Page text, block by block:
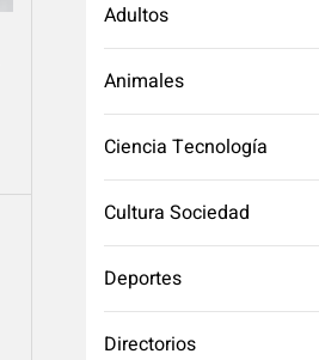
Adultos
Animales
Ciencia Tecnología
Cultura Sociedad
Deportes
Directorios